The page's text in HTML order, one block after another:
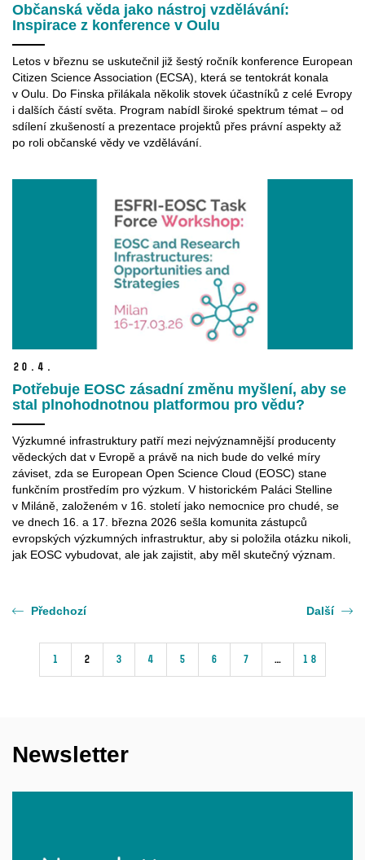
Občanská věda jako nástroj vzdělávání:
Inspirace z konference v Oulu
Letos v březnu se uskutečnil již šestý ročník konference European
Citizen Science Association (ECSA), která se tentokrát konala
v Oulu. Do Finska přilákala několik stovek účastníků z celé Evropy
i dalších částí světa. Program nabídl široké spektrum témat – od
sdílení zkušeností a prezentace projektů přes právní aspekty až
po roli občanské vědy ve vzdělávání.
20. 4.
Potřebuje EOSC zásadní změnu myšlení, aby se
stal plnohodnotnou platformou pro vědu?
Výzkumné infrastruktury patří mezi nejvýznamnější producenty
vědeckých dat v Evropě a právě na nich bude do velké míry
záviset, zda se European Open Science Cloud (EOSC) stane
funkčním prostředím pro výzkum. V historickém Paláci Stelline
v Miláně, založeném v 16. století jako nemocnice pro chudé, se
ve dnech 16. a 17. března 2026 sešla komunita zástupců
evropských výzkumných infrastruktur, aby si položila otázku nikoli,
jak EOSC vybudovat, ale jak zajistit, aby měl skutečný význam.
Předchozí
1 2 3 4 5 6 7 … 18
Další
Newsletter